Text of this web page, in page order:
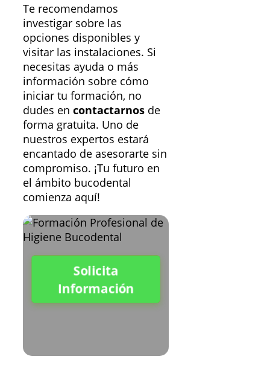
Te recomendamos
investigar sobre las
opciones disponibles y
visitar las instalaciones. Si
necesitas ayuda o más
información sobre cómo
iniciar tu formación, no
dudes en contactarnos de
forma gratuita. Uno de
nuestros expertos estará
encantado de asesorarte sin
compromiso. ¡Tu futuro en
el ámbito bucodental
comienza aquí!
Solicita
Información